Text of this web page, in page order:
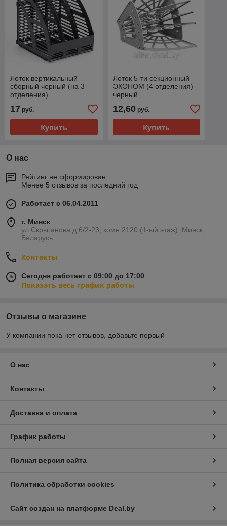
Лоток вертикальный
сборный черный (на 3
отделения)
17 руб.
Купить
Лоток 5-ти секционный
ЭКОНОМ (4 отделения)
черный
12,60руб.
Купить
О нас
Рейтинг не сформирован
Менее 5 отзывов за последний год
Работает с 06.04.2011
г. Минск
ул.Скрыганова д.6/2-23, комн.2120 (1-ый этаж), Минск,
Беларусь
Контакты
Сегодня работает с 09:00 до 17:00
Показать весь график работы
Отзывы о магазине
У компании пока нет отзывов, добавьте первый
О нас
Контакты
Доставка и оплата
График работы
Полная версия сайта
Политика обработки cookies
Сайт создан на платформе Deal.by